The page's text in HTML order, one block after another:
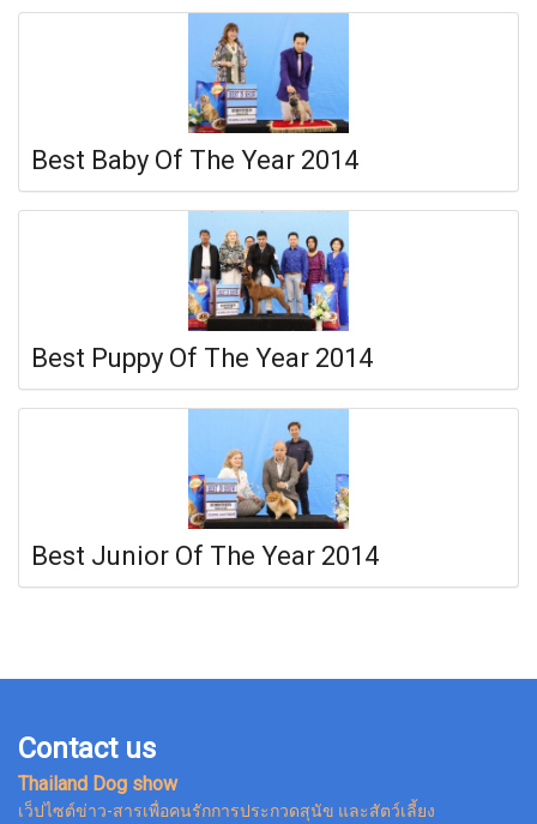
Best Baby Of The Year 2014
Best Puppy Of The Year 2014
Best Junior Of The Year 2014
Contact us
Thailand Dog show
เว็ปไซต์ข่าว-สารเพื่อคนรักการประกวดสุนัข และสัตว์เลี้ยง